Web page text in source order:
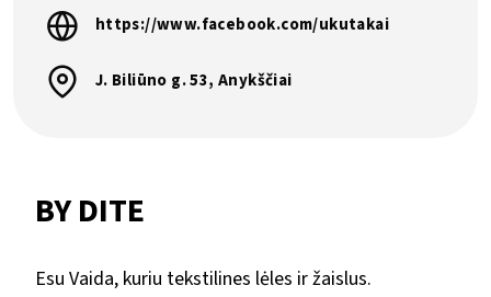
https://www.facebook.com/ukutakai
J. Biliūno g. 53, Anykščiai
BY DITE
Esu Vaida, kuriu tekstilines lėles ir žaislus.